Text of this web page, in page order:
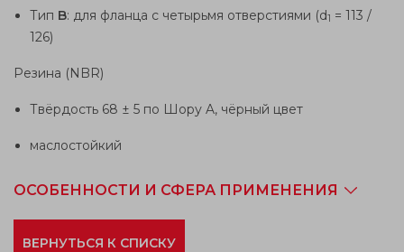
Тип B: для фланца с четырьмя отверстиями (d1 = 113 /
126)
Резина (NBR)
Твёрдость 68 ± 5 по Шору A, чёрный цвет
маслостойкий
ОСОБЕННОСТИ И СФЕРА ПРИМЕНЕНИЯ
ВЕРНУТЬСЯ К СПИСКУ